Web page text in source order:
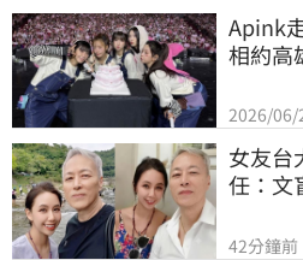
Apink
相約高
2026/06/
女友台
任：文
42分鐘前